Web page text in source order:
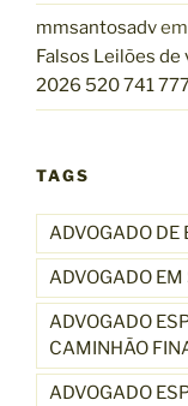
L
Ã
2
6
”
mmsantosadvem
Falsos Leilões de
2026 520 741
TAGS
ADVOGADO DE
ADVOGADO EM
ADVOGADO
CAMINHÃO
ADVOGADO